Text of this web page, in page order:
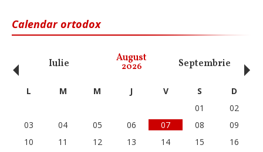
Calendar ortodox
Iulie August
2026 Septembrie
‹ L M M J V S
D
01
02
03
04 05 06 07 08
09
10
11 12 13 14 15
16